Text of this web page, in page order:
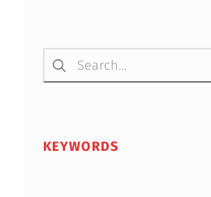
Suchen nach:
KEYWORDS